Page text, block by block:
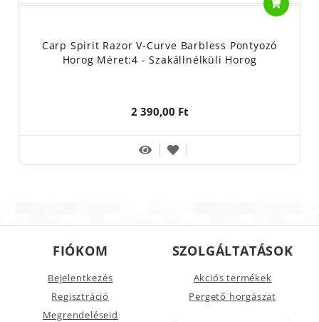
Carp Spirit Razor V-Curve Barbless Pontyozó
Horog Méret:4 - Szakállnélküli Horog
2 390,00 Ft
FIÓKOM
Bejelentkezés
Regisztráció
Megrendeléseid
SZOLGÁLTATÁSOK
Akciós termékek
Pergető horgászat